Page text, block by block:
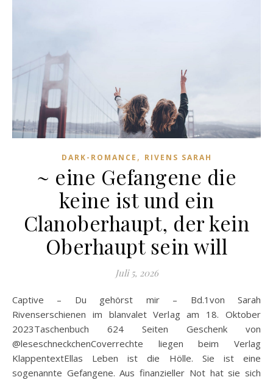
DARK-ROMANCE , RIVENS SARAH
~ eine Gefangene die
keine ist und ein
Clanoberhaupt, der kein
Oberhaupt sein will
Juli 5, 2026
Captive – Du gehörst mir – Bd.1von Sarah
Rivenserschienen im blanvalet Verlag am 18. Oktober
2023Taschenbuch 624 Seiten Geschenk von
@leseschneckchenCoverrechte liegen beim Verlag
KlappentextEllas Leben ist die Hölle. Sie ist eine
sogenannte Gefangene. Aus finanzieller Not hat sie sich